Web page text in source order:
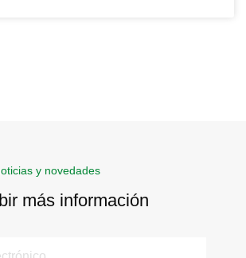
y novedades
más información